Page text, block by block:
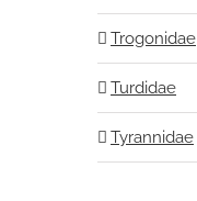
Trogonidae
Turdidae
Tyrannidae